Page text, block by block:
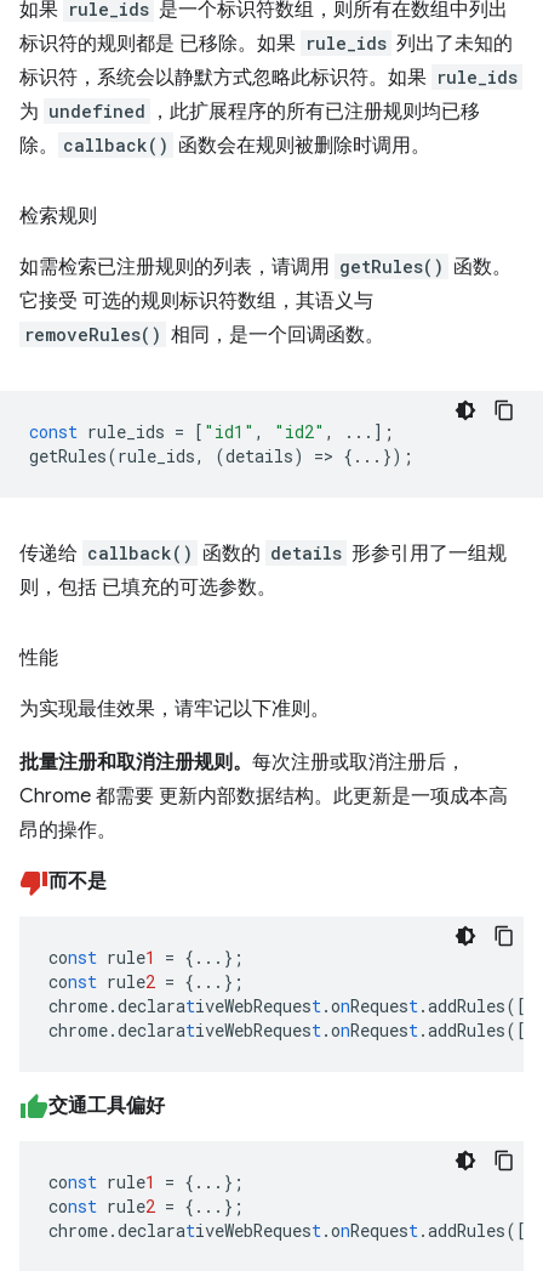
如果 rule_ids 是一个标识符数组，则所有在数组中列出
标识符的规则都是 已移除。如果 rule_ids 列出了未知的
标识符，系统会以静默方式忽略此标识符。如果 rule_ids
为 undefined
，此扩展程序的所有已注册规则均已移
除。
callback() 函数会在规则被删除时调用。
检索规则
如需检索已注册规则的列表，请调用 getRules() 函数。
它接受 可选的规则标识符数组，其语义与
removeRules() 相同，是一个回调函数。
const rule_ids = [ "id1" , "id2" ,
...];
getRules(rule_ids, (details) => {...});
传递给 callback() 函数的 details 形参引用了一组规
则，包括 已填充的可选参数。
性能
为实现最佳效果，请牢记以下准则。
批量注册和取消注册规则。 每次注册或取消注册后，
Chrome 都需要 更新内部数据结构。此更新是一项成本高
昂的操作。
而不是
const rule1 = { ... } ;
const rule2 = { ... } ;
chrome.declarativeWebRequest.onRequest.addRules( [
chrome.declarativeWebRequest.onRequest.addRules( [
交通工具偏好
const rule1 = { ... } ;
const rule2 = { ... } ;
chrome.declarativeWebRequest.onRequest.addRules( [